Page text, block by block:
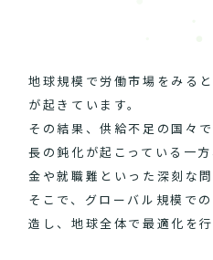
地球規模で労働市場をみる
が起きています。
その結果、供給不足の国々
長の鈍化が起こっている一
金や就職難といった深刻な
そこで、グローバル規模で
造し、地球全体で最適化を行